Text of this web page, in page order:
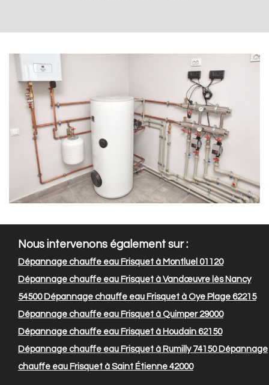
Nous intervenons également sur :
Dépannage chauffe eau Frisquet à Montluel 01120
Dépannage chauffe eau Frisquet à Vandœuvre lès Nancy
54500Dépannage chauffe eau Frisquet à Oye Plage 62215
Dépannage chauffe eau Frisquet à Quimper 29000
Dépannage chauffe eau Frisquet à Houdain 62150
Dépannage chauffe eau Frisquet à Rumilly 74150Dépannage
chauffe eau Frisquet à Saint Étienne 42000